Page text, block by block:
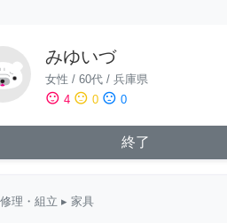
みゆいづ
女性 / 60代 / 兵庫県
sentiment_satisfied 4 sentiment_neutral 0 sentiment_dissatisfied 0
終了
修理・組立 ▸ 家具